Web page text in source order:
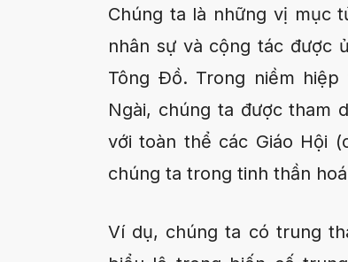
Chúng ta là những vị mục
nhân sự và cộng tác được
Tông Ðồ. Trong niềm
Ngài, chúng ta được tham
với toàn thể các Giáo Hội
chúng ta trong tinh thần
Ví dụ, chúng ta có trung